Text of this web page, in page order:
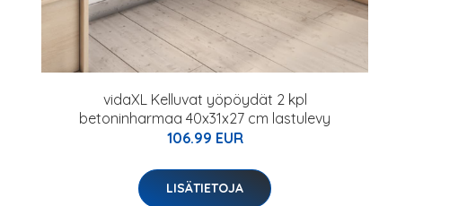
vidaXL Kelluvat yöpöydät 2 kpl
betoninharmaa 40x31x27 cm lastulevy
106.99 EUR
LISÄTIETOJA